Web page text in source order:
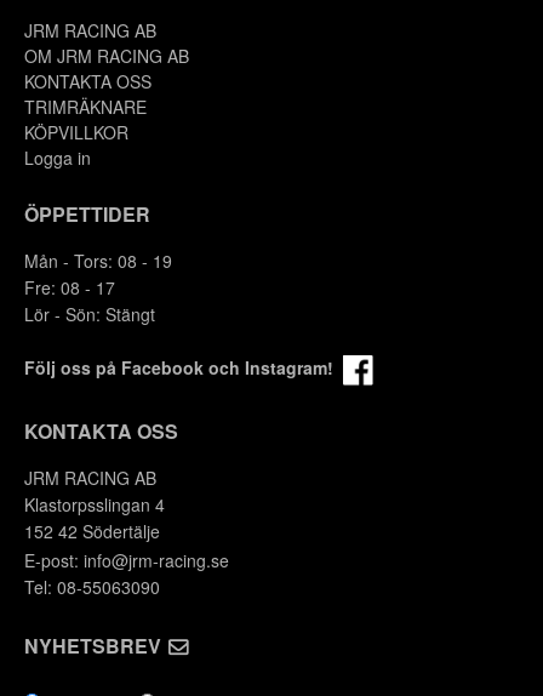
JRM RACING AB
OM JRM RACING AB
KONTAKTA OSS
TRIMRÄKNARE
KÖPVILLKOR
Logga in
ÖPPETTIDER
Mån - Tors: 08 - 19
Fre: 08 - 17
Lör - Sön: Stängt
Följ oss på Facebook och Instagram!
KONTAKTA OSS
JRM RACING AB
Klastorpsslingan 4
152 42 Södertälje
E-post: info@jrm-racing.se
Tel: 08-55063090
NYHETSBREV